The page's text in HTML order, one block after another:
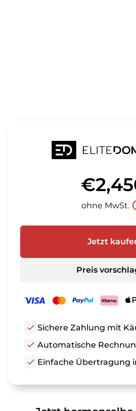
ohne MwSt.
Jetzt
Preis
check Sichere Zahlung mit
check Automatische
check Einfache Übertragung